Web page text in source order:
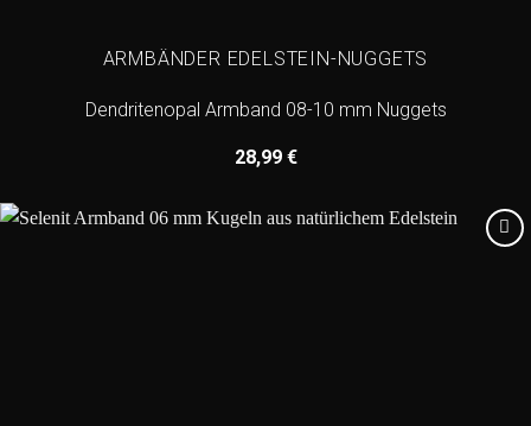
ARMBÄNDER EDELSTEIN-NUGGETS
Dendritenopal Armband 08-10 mm Nuggets
28,99 €